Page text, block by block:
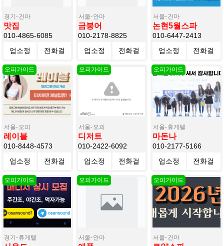
경기 건마
맛집
010-4865-6085
업소정
보
전화걸
서울 안마
금붕어
010-2178-8825
업소정
보
전화걸
서울 건마
논현5월스파
010-6447-2413
업소정
보
전화걸
서울 오피
레이블
010-8448-4573
업소정
보
전화걸
기
서울 오피
디저트
010-2422-6092
업소정
보
전화걸
서울 휴게텔
마돈나
010-2177-5166
업소정
보
전화걸
기
경기 휴게텔 서울 안마 서울 건마